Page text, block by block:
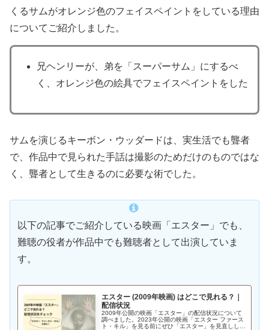
くるサムがオレンジ色のフェイスペイントをしている理由
についてご紹介しました。
兄ヘンリーが、弟を「スーパーサム」にするべ
く、オレンジ色の絵具でフェイスペイントをした
サムを演じるキーボン・ウッダードは、実生活でも聾者
で、作品中で見られた手話は撮影のためだけのものではな
く、聾者として生きるのに必要な術でした。
以下の記事でご紹介している映画「エスター」でも、
難聴の役者が作品中でも難聴者として出演していま
す。
エスター (2009年映画) はどこで見れる？｜
配信状況
2009年公開の映画「エスター」の配信状況について
調べました。2023年公開の映画「エスター ファース
ト・キル」を見る前にぜひ「エスター」を見直しして